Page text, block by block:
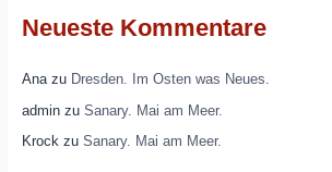
Neueste Kommentare
Anazu Dresden. Im Osten was Neues.
adminzu Sanary. Mai am Meer.
Krockzu Sanary. Mai am Meer.